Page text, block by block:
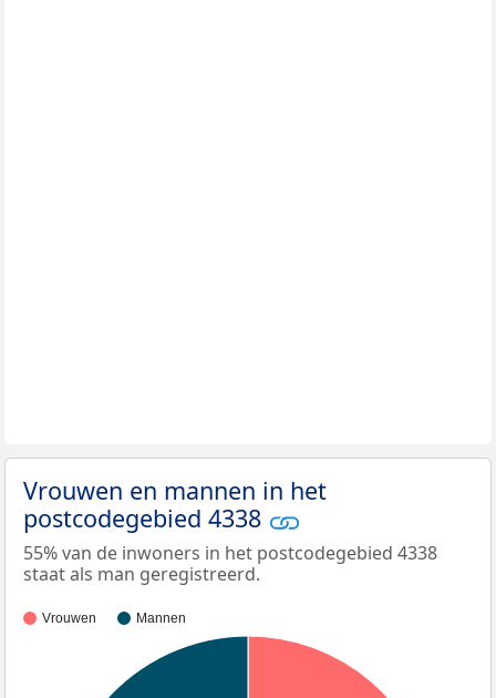
Vrouwen en mannen in het
postcodegebied 4338
55% van de inwoners in het postcodegebied 4338
staat als man geregistreerd.
Vrouwen Mannen